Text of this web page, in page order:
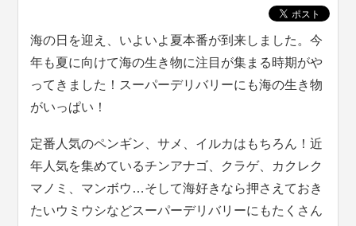
海の日を迎え、いよいよ夏本番が到来しました。今
年も夏に向けて海の生き物に注目が集まる時期がや
ってきました！スーパーデリバリーにも海の生き物
がいっぱい！
定番人気のペンギン、サメ、イルカはもちろん！近
年人気を集めているチンアナゴ、クラゲ、カクレク
マノミ、マンボウ…そして海好きなら押さえておき
たいウミウシなどスーパーデリバリーにもたくさん